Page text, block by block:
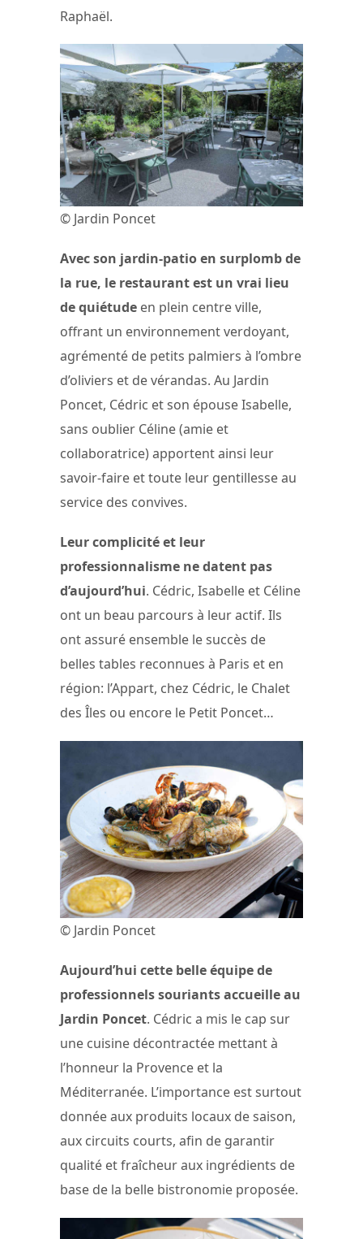
Raphaël.
© Jardin Poncet
Avec son jardin-patio en surplomb de
la rue, le restaurant est un vrai lieu
de quiétude en plein centre ville,
offrant un environnement verdoyant,
agrémenté de petits palmiers à l’ombre
d’oliviers et de vérandas. Au Jardin
Poncet, Cédric et son épouse Isabelle,
sans oublier Céline (amie et
collaboratrice) apportent ainsi leur
savoir-faire et toute leur gentillesse au
service des convives.
Leur complicité et leur
professionnalisme ne datent pas
d’aujourd’hui. Cédric, Isabelle et Céline
ont un beau parcours à leur actif. Ils
ont assuré ensemble le succès de
belles tables reconnues à Paris et en
région: l’Appart, chez Cédric, le Chalet
des Îles ou encore le Petit Poncet…
© Jardin Poncet
Aujourd’hui cette belle équipe de
professionnels souriants accueille au
Jardin Poncet. Cédric a mis le cap sur
une cuisine décontractée mettant à
l’honneur la Provence et la
Méditerranée. L’importance est surtout
donnée aux produits locaux de saison,
aux circuits courts, afin de garantir
qualité et fraîcheur aux ingrédients de
base de la belle bistronomie proposée.